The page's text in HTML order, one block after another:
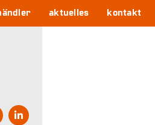
aktuelles kontakt